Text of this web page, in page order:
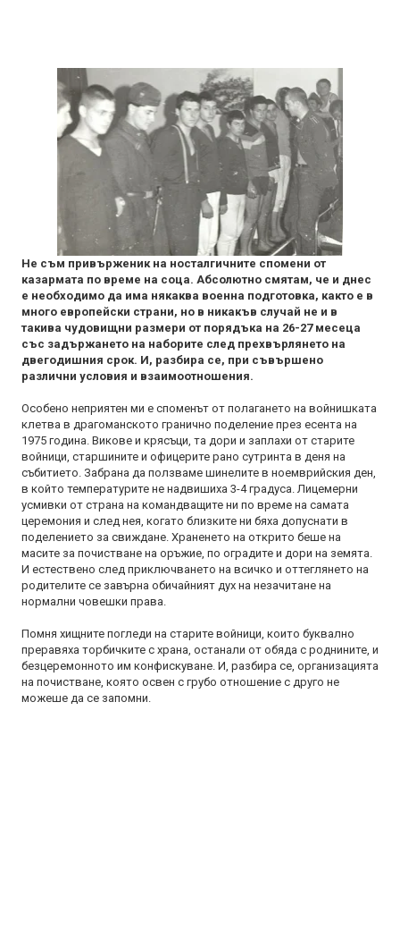
Не съм привърженик на носталгичните спомени от
казармата по време на соца. Абсолютно смятам, че и днес
е необходимо да има някаква военна подготовка, както е в
много европейски страни, но в никакъв случай не и в
такива чудовищни размери от порядъка на 26-27 месеца
със задържането на наборите след прехвърлянето на
двегодишния срок. И, разбира се, при съвършено
различни условия и взаимоотношения.
Особено неприятен ми е споменът от полагането на войнишката
клетва в драгоманското гранично поделение през есента на
1975 година. Викове и крясъци, та дори и заплахи от старите
войници, старшините и офицерите рано сутринта в деня на
събитието. Забрана да ползваме шинелите в ноемврийския ден,
в който температурите не надвишиха 3-4 градуса. Лицемерни
усмивки от страна на командващите ни по време на самата
церемония и след нея, когато близките ни бяха допуснати в
поделението за свиждане. Храненето на открито беше на
масите за почистване на оръжие, по оградите и дори на земята.
И естествено след приключването на всичко и оттеглянето на
родителите се завърна обичайният дух на незачитане на
нормални човешки права.
Помня хищните погледи на старите войници, които буквално
преравяха торбичките с храна, останали от обяда с роднините, и
безцеремонното им конфискуване. И, разбира се, организацията
на почистване, която освен с грубо отношение с друго не
можеше да се запомни.